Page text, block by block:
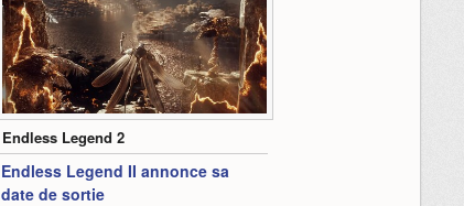
2:05
Endless Legend 2
Endless Legend II annonce sa
date de sortie